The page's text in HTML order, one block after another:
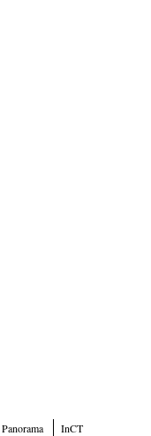
Panorama InCT